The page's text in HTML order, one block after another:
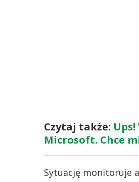
Czytaj także:
Microsoft. Chce
Sytuację monitoruje